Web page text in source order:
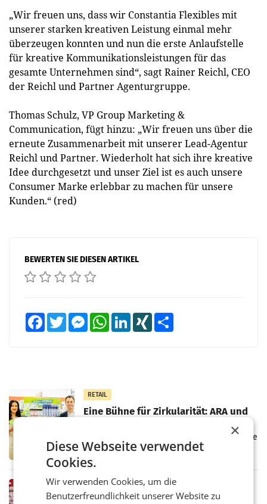
„Wir freuen uns, dass wir Constantia Flexibles mit
unserer starken kreativen Leistung einmal mehr
überzeugen konnten und nun die erste Anlaufstelle
für kreative Kommunikationsleistungen für das
gesamte Unternehmen sind“, sagt Rainer Reichl, CEO
der Reichl und Partner Agenturgruppe.
Thomas Schulz, VP Group Marketing &
Communication, fügt hinzu: „Wir freuen uns über die
erneute Zusammenarbeit mit unserer Lead-Agentur
Reichl und Partner. Wiederholt hat sich ihre kreative
Idee durchgesetzt und unser Ziel ist es auch unsere
Consumer Marke erlebbar zu machen für unsere
Kunden.“ (red)
BEWERTEN SIE DIESEN ARTIKEL
FacebookTwitter MessengerWhatsAppLinkedInXING
RETAIL
Eine Bühne für Zirkularität: ARA und
Über den gesamten August hinweg rücken die
Altstoff Recycling Austria AG (ARA) und der
Handelskonzern Müller die Initiative
„Kreislauf-Helden“ in allen österreichischen
Müller-Filialen
RETAIL
Penny modernisiert zwei Filialen in
×
Diese Webseite verwendet
Cookies.
Wir verwenden Cookies, um die
Benutzerfreundlichkeit unserer Website zu